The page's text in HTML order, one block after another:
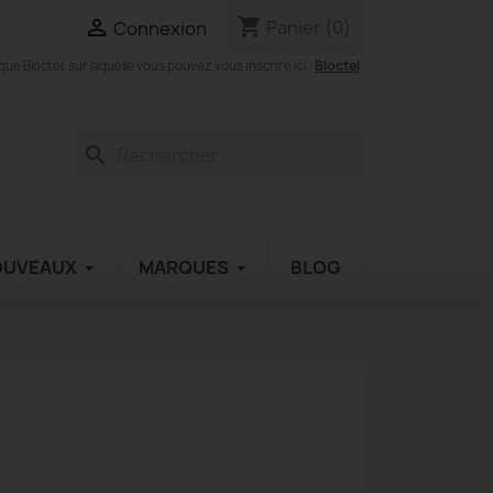
 Connexion shopping_cart Panier (0)
Bloctel, sur laquelle vous pouvez vous inscrire ici : Bloctel
search
MARQUES BLOG